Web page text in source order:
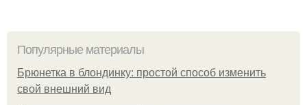
Популярные материалы
Брюнетка в блондинку: простой способ изменить
свой внешний вид